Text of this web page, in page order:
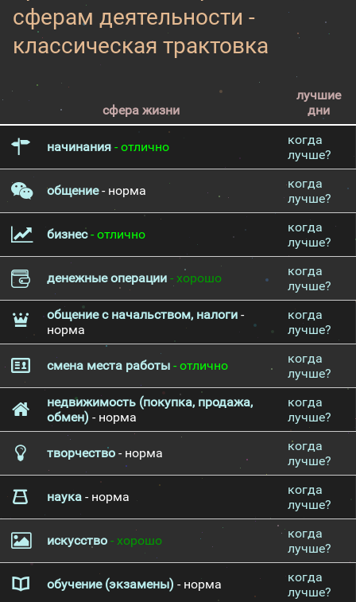
сферам деятельности -
классическая трактовка
сфера жизни
лучшие
дни
начинания- отлично
когда
лучше?
общение- норма
когда
лучше?
бизнес- отлично
когда
лучше?
денежные операции - хорошо
когда
лучше?
общение с начальством, налоги -
норма
когда
лучше?
смена места работы - отлично
когда
лучше?
недвижимость (покупка, продажа,
обмен) - норма
когда
лучше?
творчество - норма
когда
лучше?
наука - норма
когда
лучше?
искусство - хорошо
когда
лучше?
обучение (экзамены) - норма
когда
лучше?